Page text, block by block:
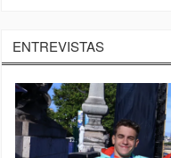
ENTREVISTAS